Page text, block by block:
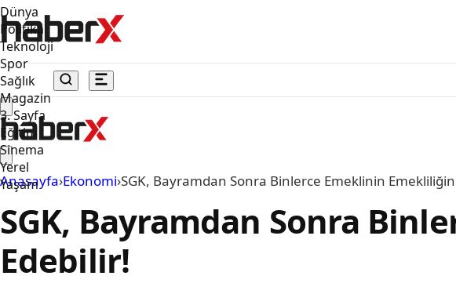
Dünya
Politika
Teknoloji
Spor
Sağlık
Magazin
3. Sayfa
Eğitim
Sinema
Yerel
Yaşam
Anasayfa›Ekonomi›SGK, Bayramdan Sonra Binlerce Emeklinin
SGK, Bayramdan Sonra
Edebilir!